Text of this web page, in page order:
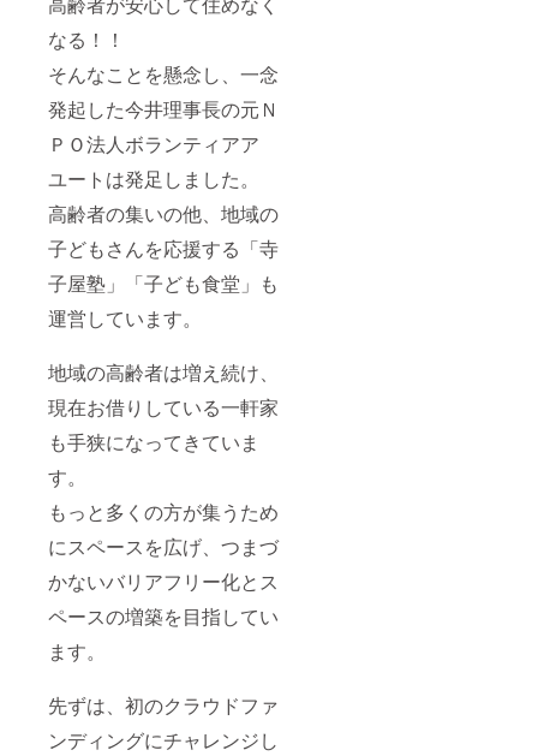
なる！！
そんなことを懸念し、一念
発起した今井理事長の元Ｎ
ＰＯ法人ボランティアア
ユートは発足しました。
高齢者の集いの他、地域の
子どもさんを応援する「寺
子屋塾」「子ども食堂」も
運営しています。
地域の高齢者は増え続け、
現在お借りしている一軒家
も手狭になってきていま
す。
もっと多くの方が集うため
にスペースを広げ、つまづ
かないバリアフリー化とス
ペースの増築を目指してい
ます。
先ずは、初のクラウドファ
ンディングにチャレンジし